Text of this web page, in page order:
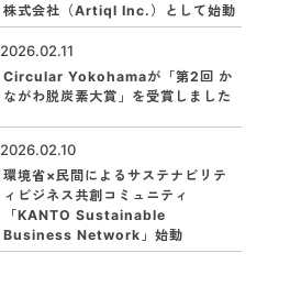
株式会社（Artiql Inc.）として始動
2026.02.11
Circular Yokohamaが「第2回 か
ながわ脱炭素大賞」を受賞しました
2026.02.10
環境省×民間によるサステナビリテ
ィビジネス共創コミュニティ
「KANTO Sustainable
Business Network」始動